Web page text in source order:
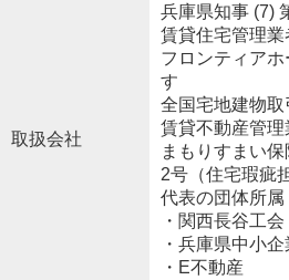
取扱会社
兵庫県知事 (7)
賃貸住宅管理
フロンティア
す
全国宅地建物取
賃貸不動産管
まもりすまい
2号（住宅瑕疵
代表の団体所属
・関西長谷工会
・兵庫県中小
・E不動産